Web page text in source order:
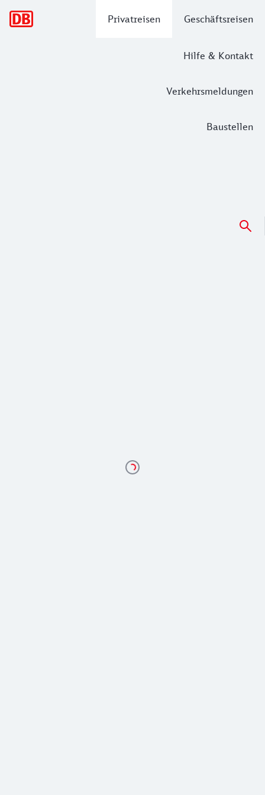
Privatreisen Geschäftsreisen
Hilfe & Kontakt
Verkehrsmeldungen
Baustellen